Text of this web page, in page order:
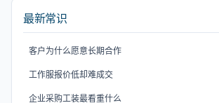
最新常识
客户为什么愿意长期合作
工作服报价低却难成交
企业采购工装最看重什么